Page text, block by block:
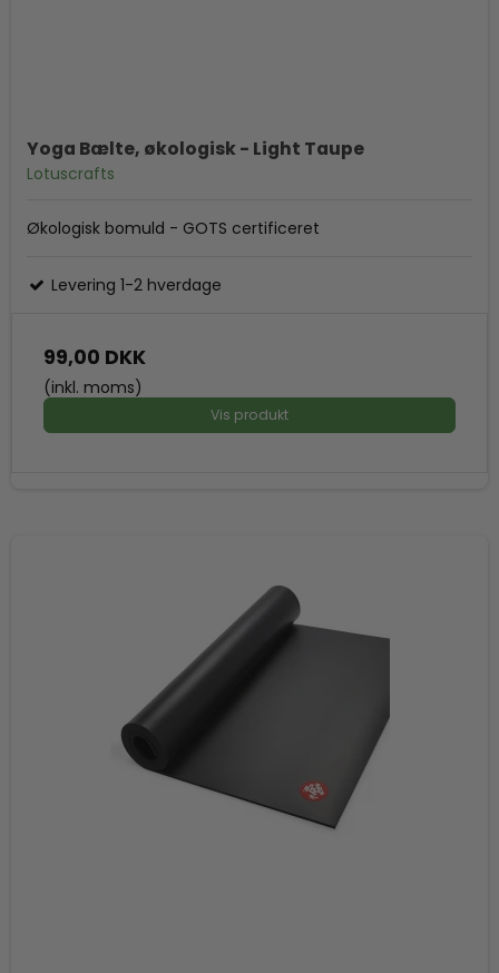
Yoga Bælte, økologisk - Light Taupe
Lotuscrafts
Økologisk bomuld - GOTS certificeret
Levering 1-2 hverdage
99,00 DKK
(inkl. moms)
Vis produkt